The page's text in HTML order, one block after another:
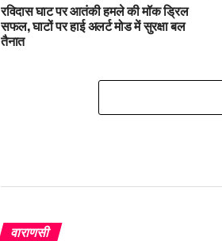
रविदास घाट पर आतंकी हमले की मॉक ड्रिल
सफल, घाटों पर हाई अलर्ट मोड में सुरक्षा बल
तैनात
वाराणसी